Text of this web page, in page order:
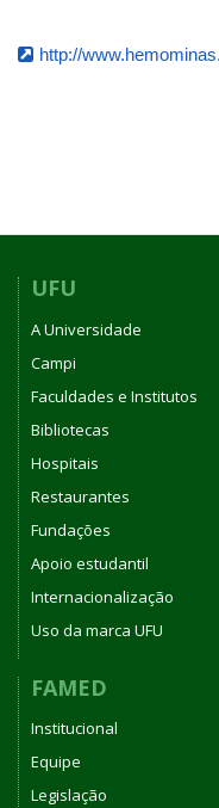
http://
UFU
A Universidade
Campi
Faculdades e Institutos
Bibliotecas
Hospitais
Restaurantes
Fundações
Apoio estudantil
Internacionalização
Uso da marca UFU
FAMED
Institucional
Equipe
Legislação